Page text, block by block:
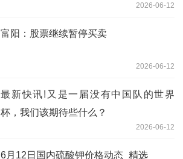
2026-06-12
富阳：股票继续暂停买卖
2026-06-12
最新快讯!又是一届没有中国队的世界
杯，我们该期待些什么？
2026-06-12
6月12日国内硫酸钾价格动态_精选